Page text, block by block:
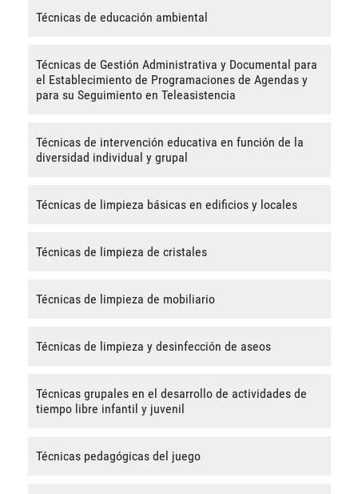
Técnicas de educación ambiental
Técnicas de Gestión Administrativa y Documental para
el Establecimiento de Programaciones de Agendas y
para su Seguimiento en Teleasistencia
Técnicas de intervención educativa en función de la
diversidad individual y grupal
Técnicas de limpieza básicas en edificios y locales
Técnicas de limpieza de cristales
Técnicas de limpieza de mobiliario
Técnicas de limpieza y desinfección de aseos
Técnicas grupales en el desarrollo de actividades de
tiempo libre infantil y juvenil
Técnicas pedagógicas del juego